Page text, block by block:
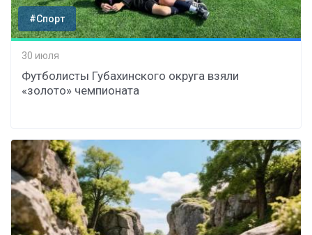
#Спорт
30 июля
Футболисты Губахинского округа взяли
«золото» чемпионата